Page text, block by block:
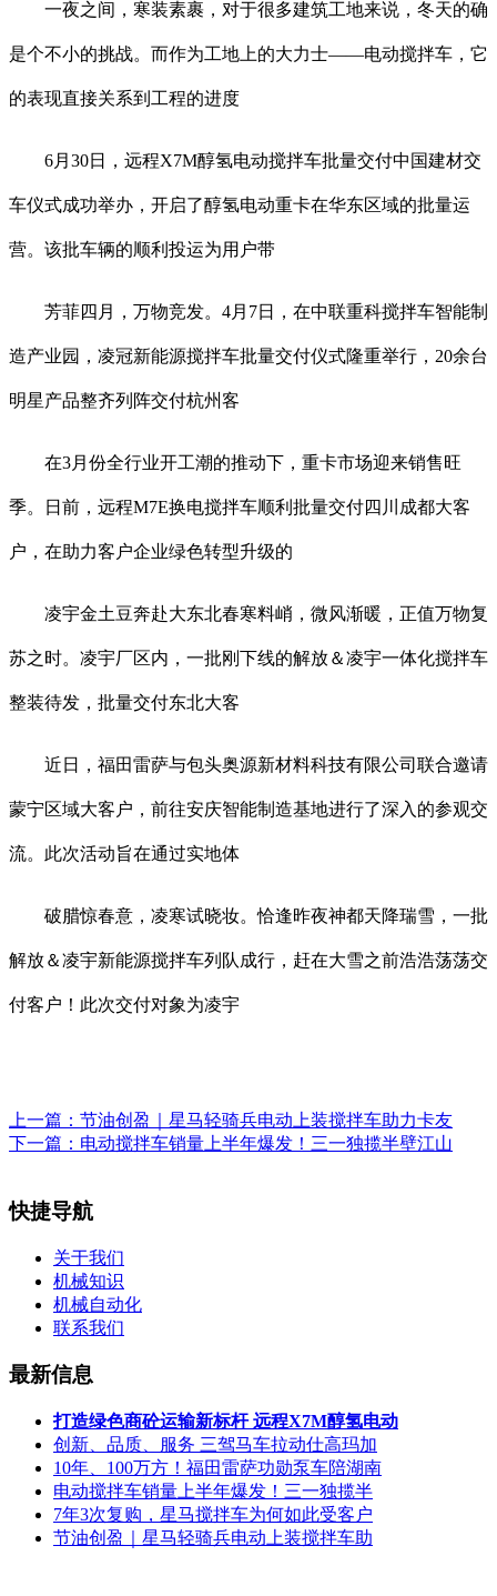
一夜之间，寒装素裹，对于很多建筑工地来说，冬天的确
是个不小的挑战。而作为工地上的大力士——电动搅拌车，它
的表现直接关系到工程的进度
6月30日，远程X7M醇氢电动搅拌车批量交付中国建材交
车仪式成功举办，开启了醇氢电动重卡在华东区域的批量运
营。该批车辆的顺利投运为用户带
芳菲四月，万物竞发。4月7日，在中联重科搅拌车智能制
造产业园，凌冠新能源搅拌车批量交付仪式隆重举行，20余台
明星产品整齐列阵交付杭州客
在3月份全行业开工潮的推动下，重卡市场迎来销售旺
季。日前，远程M7E换电搅拌车顺利批量交付四川成都大客
户，在助力客户企业绿色转型升级的
凌宇金土豆奔赴大东北春寒料峭，微风渐暖，正值万物复
苏之时。凌宇厂区内，一批刚下线的解放＆凌宇一体化搅拌车
整装待发，批量交付东北大客
近日，福田雷萨与包头奥源新材料科技有限公司联合邀请
蒙宁区域大客户，前往安庆智能制造基地进行了深入的参观交
流。此次活动旨在通过实地体
破腊惊春意，凌寒试晓妆。恰逢昨夜神都天降瑞雪，一批
解放＆凌宇新能源搅拌车列队成行，赶在大雪之前浩浩荡荡交
付客户！此次交付对象为凌宇
上一篇： 节油创盈｜星马轻骑兵电动上装搅拌车助力卡友
下一篇： 电动搅拌车销量上半年爆发！三一独揽半壁江山
快捷导航
关于我们
机械知识
机械自动化
联系我们
最新信息
打造绿色商砼运输新标杆 远程X7M醇氢电动
创新、品质、服务 三驾马车拉动仕高玛加
10年、100万方！福田雷萨功勋泵车陪湖南
电动搅拌车销量上半年爆发！三一独揽半
7年3次复购，星马搅拌车为何如此受客户
节油创盈｜星马轻骑兵电动上装搅拌车助